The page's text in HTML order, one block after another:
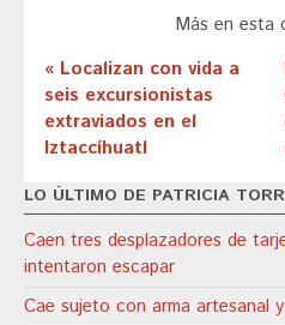
Más en esta
« Localizan con vida a
seis excursionistas
extraviados en el
Iztaccíhuatl
LO ÚLTIMO DE PATRICIA
Caen tres desplazadores de
intentaron escapar
Cae sujeto con arma artesanal